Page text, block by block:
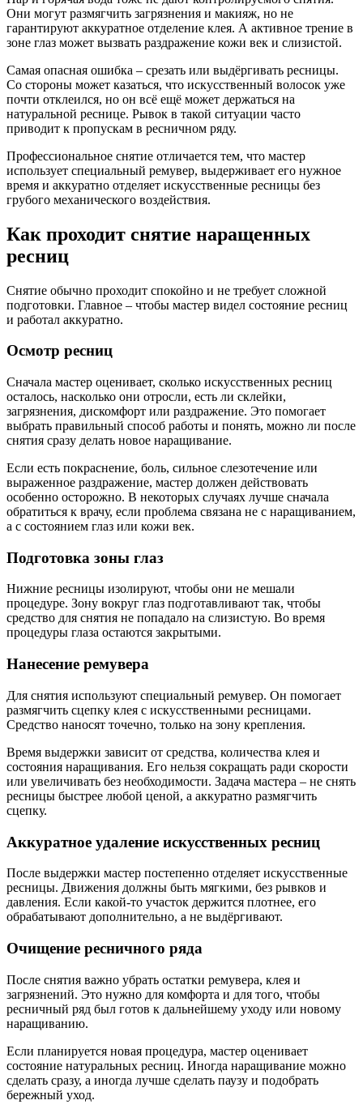
Они могут размягчить загрязнения и макияж, но не
гарантируют аккуратное отделение клея. А активное трение в
зоне глаз может вызвать раздражение кожи век и слизистой.
Самая опасная ошибка – срезать или выдёргивать ресницы.
Со стороны может казаться, что искусственный волосок уже
почти отклеился, но он всё ещё может держаться на
натуральной реснице. Рывок в такой ситуации часто
приводит к пропускам в ресничном ряду.
Профессиональное снятие отличается тем, что мастер
использует специальный ремувер, выдерживает его нужное
время и аккуратно отделяет искусственные ресницы без
грубого механического воздействия.
Как проходит снятие наращенных
ресниц
Снятие обычно проходит спокойно и не требует сложной
подготовки. Главное – чтобы мастер видел состояние ресниц
и работал аккуратно.
Осмотр ресниц
Сначала мастер оценивает, сколько искусственных ресниц
осталось, насколько они отросли, есть ли склейки,
загрязнения, дискомфорт или раздражение. Это помогает
выбрать правильный способ работы и понять, можно ли после
снятия сразу делать новое наращивание.
Если есть покраснение, боль, сильное слезотечение или
выраженное раздражение, мастер должен действовать
особенно осторожно. В некоторых случаях лучше сначала
обратиться к врачу, если проблема связана не с наращиванием,
а с состоянием глаз или кожи век.
Подготовка зоны глаз
Нижние ресницы изолируют, чтобы они не мешали
процедуре. Зону вокруг глаз подготавливают так, чтобы
средство для снятия не попадало на слизистую. Во время
процедуры глаза остаются закрытыми.
Нанесение ремувера
Для снятия используют специальный ремувер. Он помогает
размягчить сцепку клея с искусственными ресницами.
Средство наносят точечно, только на зону крепления.
Время выдержки зависит от средства, количества клея и
состояния наращивания. Его нельзя сокращать ради скорости
или увеличивать без необходимости. Задача мастера – не снять
ресницы быстрее любой ценой, а аккуратно размягчить
сцепку.
Аккуратное удаление искусственных ресниц
После выдержки мастер постепенно отделяет искусственные
ресницы. Движения должны быть мягкими, без рывков и
давления. Если какой-то участок держится плотнее, его
обрабатывают дополнительно, а не выдёргивают.
Очищение ресничного ряда
После снятия важно убрать остатки ремувера, клея и
загрязнений. Это нужно для комфорта и для того, чтобы
ресничный ряд был готов к дальнейшему уходу или новому
наращиванию.
Если планируется новая процедура, мастер оценивает
состояние натуральных ресниц. Иногда наращивание можно
сделать сразу, а иногда лучше сделать паузу и подобрать
бережный уход.